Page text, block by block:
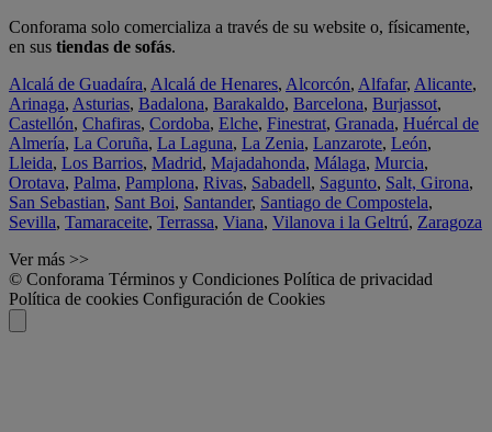
Conforama solo comercializa a través de su website o, físicamente,
en sus tiendas de sofás.
Alcalá de Guadaíra, Alcalá de Henares, Alcorcón, Alfafar, Alicante,
Arinaga, Asturias, Badalona, Barakaldo, Barcelona, Burjassot,
Castellón, Chafiras, Cordoba, Elche, Finestrat, Granada, Huércal de
Almería, La Coruña, La Laguna, La Zenia, Lanzarote, León,
Lleida, Los Barrios, Madrid, Majadahonda, Málaga, Murcia,
Orotava, Palma, Pamplona, Rivas, Sabadell, Sagunto, Salt, Girona,
San Sebastian, Sant Boi, Santander, Santiago de Compostela,
Sevilla, Tamaraceite, Terrassa, Viana, Vilanova i la Geltrú, Zaragoza
Ver más >>
© Conforama Términos y Condiciones Política de privacidad
Política de cookies Configuración de Cookies